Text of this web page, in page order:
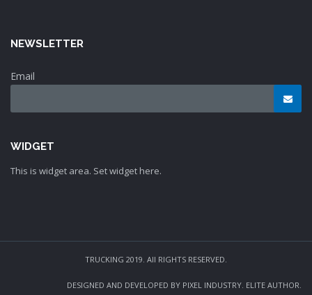
NEWSLETTER
Email
WIDGET
This is widget area. Set widget here.
TRUCKING 2019. All RIGHTS RESERVED.
DESIGNED AND DEVELOPED BY PIXEL INDUSTRY. ELITE AUTHOR.